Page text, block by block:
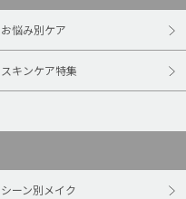
お悩み別ケア
スキンケア特集
シーン別メイク